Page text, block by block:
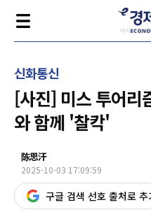
신화통신
[사진] 미스 투어리
와 함께 '찰칵'
陈思汗
2025-10-03 17:09:59
구글 검색 선호 출처로 추